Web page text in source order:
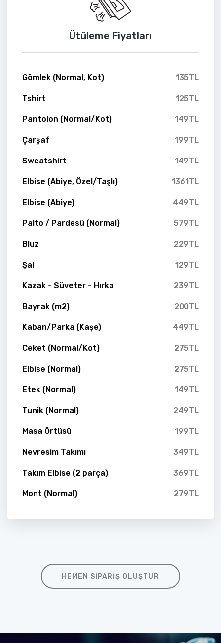
Ütüleme Fiyatları
Gömlek (Normal, Kot) 135TL
Tshirt 125TL
Pantolon (Normal/Kot) 149TL
Çarşaf 199TL
Sweatshirt 149TL
Elbise (Abiye, Özel/Taşlı) 1361TL
Elbise (Abiye) 449TL
Palto / Pardesü (Normal) 579TL
Bluz 229TL
Şal 129TL
Kazak - Süveter - Hırka 239TL
Bayrak (m2) 200TL
Kaban/Parka (Kaşe) 449TL
Ceket (Normal/Kot) 275TL
Elbise (Normal) 275TL
Etek (Normal) 149TL
Tunik (Normal) 249TL
Masa Örtüsü 199TL
Nevresim Takımı 349TL
Takım Elbise (2 parça) 369TL
Mont (Normal) 279TL
HEMEN SIPARIŞ OLUŞTUR